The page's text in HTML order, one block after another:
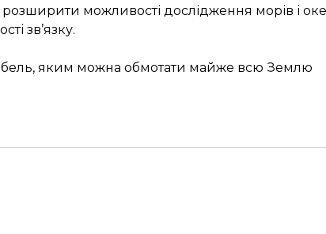
можливості дослідження морів і
зв’язку.
яким можна обмотати майже всю Землю